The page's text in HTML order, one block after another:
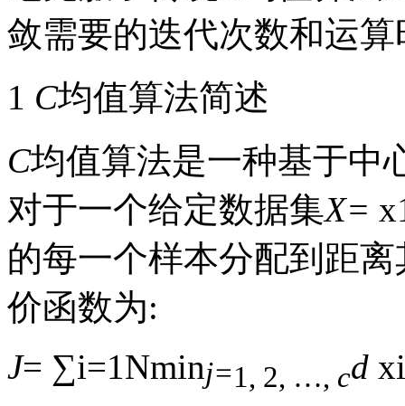
敛需要的迭代次数和运
1 C均值算法简述
C均值算法是一种基于中
对于一个给定数据集X= x
的每一个样本分配到距
价函数为:
J= ∑i=1Nminj=1, 2, …, cd xi